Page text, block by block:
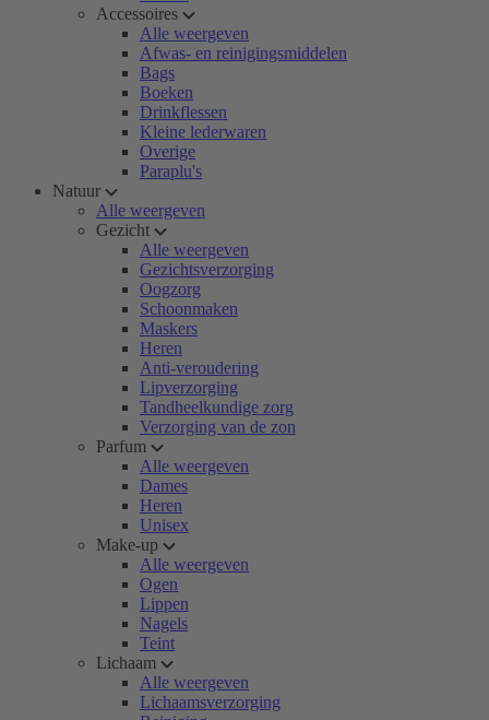
Accessoires
Alle weergeven
Afwas- en reinigingsmiddelen
Bags
Boeken
Drinkflessen
Kleine lederwaren
Overige
Paraplu's
Natuur
Alle weergeven
Gezicht
Alle weergeven
Gezichtsverzorging
Oogzorg
Schoonmaken
Maskers
Heren
Anti-veroudering
Lipverzorging
Tandheelkundige zorg
Verzorging van de zon
Parfum
Alle weergeven
Dames
Heren
Unisex
Make-up
Alle weergeven
Ogen
Lippen
Nagels
Teint
Lichaam
Alle weergeven
Lichaamsverzorging